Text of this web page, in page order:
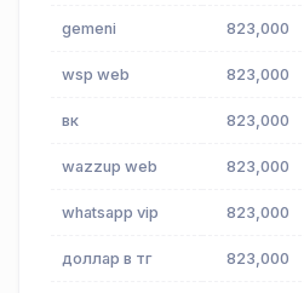
gemeni 823,000
wsp web 823,000
вк 823,000
wazzup web 823,000
whatsapp vip 823,000
доллар в тг 823,000